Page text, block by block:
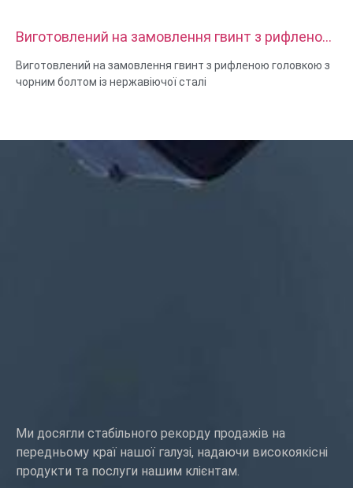
Виготовлений на замовлення гвинт з рифленою
Виготовлений на замовлення гвинт з рифленою головкою з
чорним болтом із нержавіючої сталі
Матеріал: сталь, нержавіюча сталь, латунь, мідь, алюміній,
титан, нейлон тощо
Обробка поверхні: цинк/нікель/хром/латунь, анодований,
пасивний, дакромет, загартований тощо
Ми досягли стабільного рекорду продажів на
передньому краї нашої галузі, надаючи високоякісні
продукти та послуги нашим клієнтам.